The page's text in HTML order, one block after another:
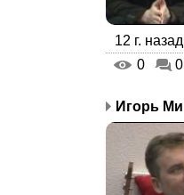
12 г. назад
0
0